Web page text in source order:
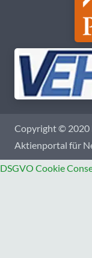
Copyright © 2020
Aktienportal für
DSGVO Cookie